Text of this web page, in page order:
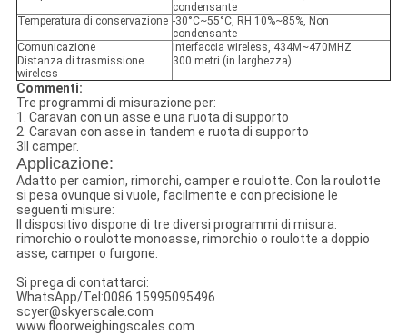
condensante
Temperatura di conservazione -30°C~55°C, RH 10%~85%, Non
condensante
Comunicazione
Interfaccia wireless, 434M~470MHZ
Distanza di trasmissione
wireless
300 metri (in larghezza)
Commenti:
Tre programmi di misurazione per:
1. Caravan con un asse e una ruota di supporto
2. Caravan con asse in tandem e ruota di supporto
3Il camper.
Applicazione:
Adatto per camion, rimorchi, camper e roulotte. Con la roulotte
si pesa ovunque si vuole, facilmente e con precisione le
seguenti misure:
Il dispositivo dispone di tre diversi programmi di misura:
rimorchio o roulotte monoasse, rimorchio o roulotte a doppio
asse, camper o furgone.
Si prega di contattarci:
WhatsApp/Tel:0086 15995095496
scyer@skyerscale.com
www.floorweighingscales.com